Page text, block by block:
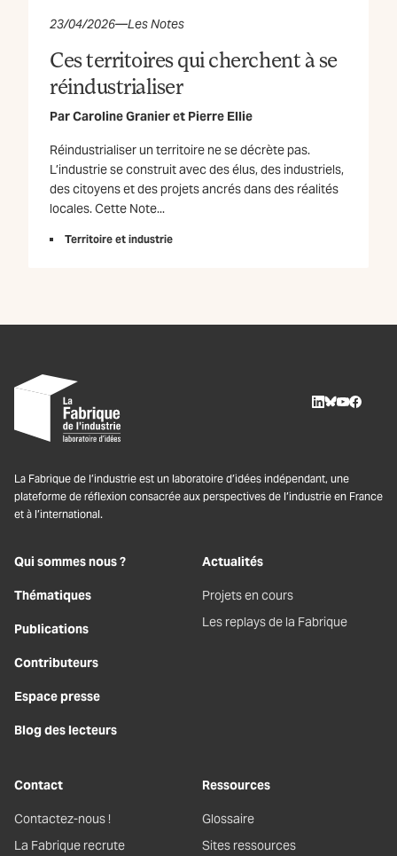
23/04/2026—Les Notes
Ces territoires qui cherchent à se
réindustrialiser
ParCaroline Granieret Pierre Ellie
Réindustrialiser un territoire ne se décrète pas.
L’industrie se construit avec des élus, des industriels,
des citoyens et des projets ancrés dans des réalités
locales. Cette Note...
Territoire et industrie
La Fabrique de l’industrie est un laboratoire d’idées indépendant, une
plateforme de réflexion consacrée aux perspectives de l’industrie en France
et à l’international.
Qui sommes nous ?
Thématiques
Publications
Contributeurs
Espace presse
Blog des lecteurs
Actualités
Projets en cours
Les replays de la Fabrique
Contact
Contactez-nous !
La Fabrique recrute
Ressources
Glossaire
Sites ressources